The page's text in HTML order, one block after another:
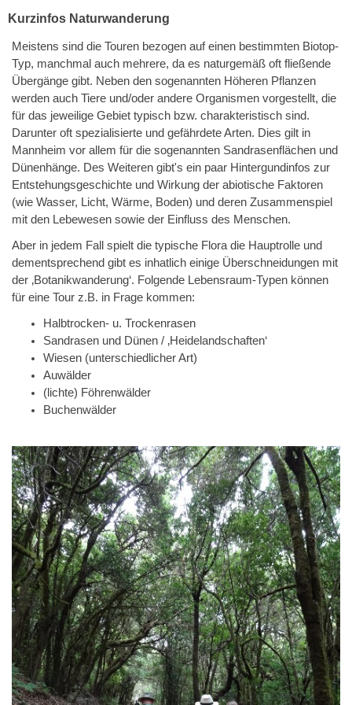
Kurzinfos Naturwanderung
Meistens sind die Touren bezogen auf einen bestimmten Biotop-
Typ, manchmal auch mehrere, da es naturgemäß oft fließende
Übergänge gibt. Neben den sogenannten Höheren Pflanzen
werden auch Tiere und/oder andere Organismen vorgestellt, die
für das jeweilige Gebiet typisch bzw. charakteristisch sind.
Darunter oft spezialisierte und gefährdete Arten. Dies gilt in
Mannheim vor allem für die sogenannten Sandrasenflächen und
Dünenhänge. Des Weiteren gibt's ein paar Hintergundinfos zur
Entstehungsgeschichte und Wirkung der abiotische Faktoren
(wie Wasser, Licht, Wärme, Boden) und deren Zusammenspiel
mit den Lebewesen sowie der Einfluss des Menschen.
Aber in jedem Fall spielt die typische Flora die Hauptrolle und
dementsprechend gibt es inhatlich einige Überschneidungen mit
der ‚Botanikwanderung‘. Folgende Lebensraum-Typen können
für eine Tour z.B. in Frage kommen:
Halbtrocken- u. Trockenrasen
Sandrasen und Dünen / ‚Heidelandschaften‘
Wiesen (unterschiedlicher Art)
Auwälder
(lichte) Föhrenwälder
Buchenwälder